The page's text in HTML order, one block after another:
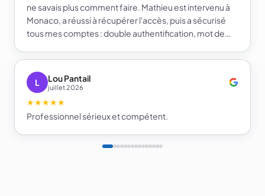
ne savais plus comment faire. Mathieu est intervenu à
Monaco, a réussi à récupérer l'accès, puis a sécurisé
tous mes comptes : double authentification, mot de
beaucoup plus serein sur la sécurité de mes comptes.
Je recommande e-infomat.
L
Lou Pantail
juillet 2026
★★★★★
Professionnel sérieux et compétent.